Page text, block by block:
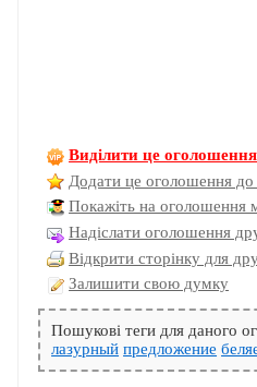
Виділити це оголошення
Додати це оголошення до
Покажіть на оголошення
Надіслати оголошення
Відкрити сторінку для
Залишити свою думку
Пошукові теги для даного
лазурный предложение